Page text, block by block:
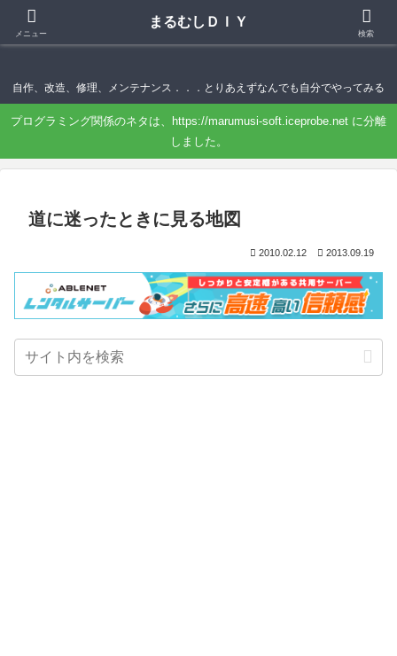
まるむしＤＩＹ
自作、改造、修理、メンテナンス．．．とりあえずなんでも自分でやってみる
プログラミング関係のネタは、https://marumusi-soft.iceprobe.net に分離
しました。
道に迷ったときに見る地図
2010.02.12 2013.09.19
メニュー
まるむしＤＩＹ
検索